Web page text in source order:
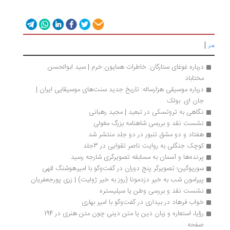
درباره غوغای ستارگان: خاطرات همایون خرم | سید ابوالحسن
درباره موسیقی هزارساله: تاریخ جدید سنت‌های موسیقایی ایران |
جان‌ ای. بولک
نگاهی به تروتسکی در تبعید | مجید رهبانی
نشست نقد و بررسی شاهنامه بزرگ مغولی
هفتاد و دو مشق تنبور در دو جلد منتشر شد
کوچک جنگلی به روایت ناصر تقوایی در 3جلد
پرنده‌ها و آسمان به مسابقه تصویرگری شارجه رسید
سوریوگین؛ تصویرگر پنج دوران در گفت‌وگو با امیرهوشنگ للهی
پیرامون شب به‌ خیر دزدمونا (روز به‌ خیر ژولیت) | زری پورجعفریان
نشست نقد و بررسی وطن یا سیلیستره
خواب فرهاد در بیداری در گفت‌وگو با امیر بهاری
رؤیا، استعاره و زبان دین یا متن دینی چون متن هنری در 194